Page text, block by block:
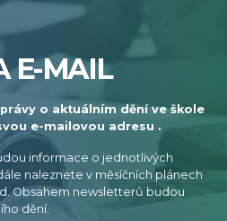
E-MAIL
o aktuálním dění ve škole
e-mailovou adresu .
informace o jednotlivých
naleznete v měsíčních plánech
Obsahem newsletterů budou
dění.